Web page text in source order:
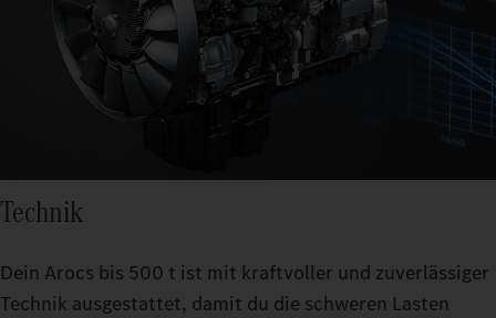
Technik
Dein Arocs bis 500 t ist mit kraftvoller und zuverlässiger
Technik ausgestattet, damit du die schweren Lasten